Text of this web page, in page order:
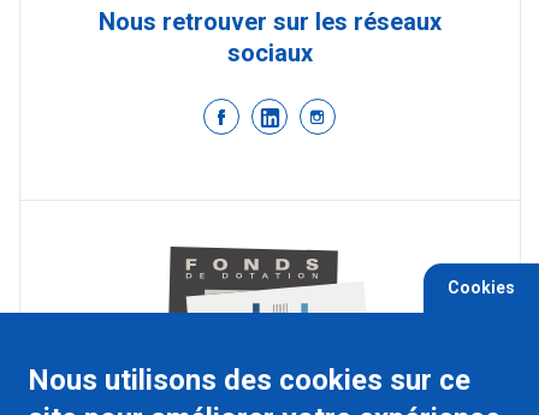
Nous retrouver sur les réseaux
sociaux
Cookies
Nous utilisons des cookies sur ce